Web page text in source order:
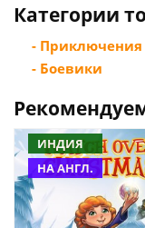
Категории
- Приключения
- Боевики
ИНДИЯ
НА АНГЛ.